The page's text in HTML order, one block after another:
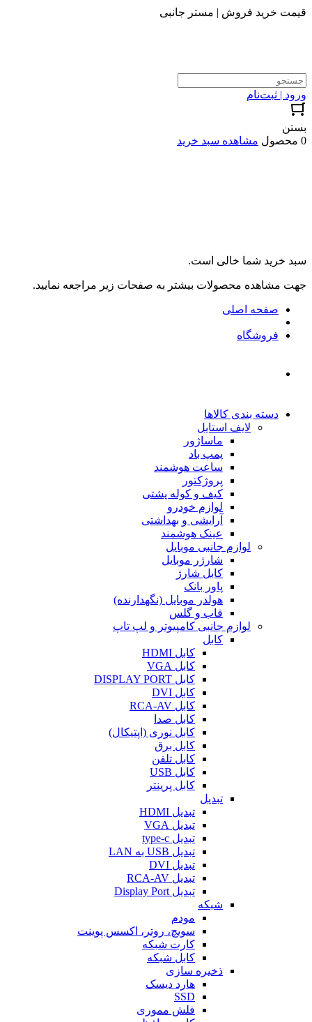
قیمت خرید فروش | مستر جانبی
ورود | ثبت‌نام
بستن
0 محصول
مشاهده سبد خرید
سبد خرید شما خالی است.
جهت مشاهده محصولات بیشتر به صفحات زیر مراجعه نمایید.
صفحه اصلی
فروشگاه
دسته بندی کالاها
لایف استایل
ماساژور
پمپ باد
ساعت هوشمند
پروژکتور
کیف و کوله پشتی
لوازم خودرو
آرایشی و بهداشتی
عینک هوشمند
لوازم جانبی موبایل
شارژر موبایل
کابل شارژ
پاور بانک
هولدر موبایل (نگهدارنده)
قاب و گلس
لوازم جانبی کامپیوتر و لپ تاپ
کابل
کابل HDMI
کابل VGA
کابل DISPLAY PORT
کابل DVI
کابل RCA-AV
کابل صدا
کابل نوری (اپتیکال)
کابل برق
کابل تلفن
کابل USB
کابل پرینتر
تبدیل
تبدیل HDMI
تبدیل VGA
تبدیل type-c
تبدیل USB به LAN
تبدیل DVI
تبدیل RCA-AV
تبدیل Display Port
شبکه
مودم
سویچ، روتر، اکسس پوینت
کارت شبکه
کابل شبکه
ذخیره سازی
هارد دیسک
SSD
فلش مموری